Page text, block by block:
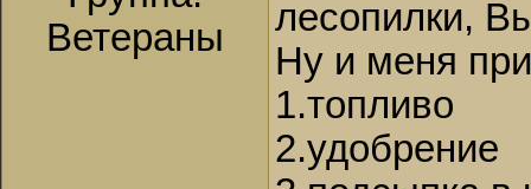
Ветераны
лесопилки,
Ну и меня
1.топливо
2.удобрение